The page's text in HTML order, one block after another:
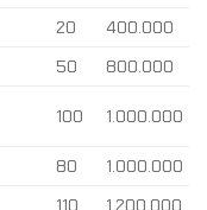
20
400.000
50
800.000
100 1.000.000
80
1.000.000
110
1.200.000